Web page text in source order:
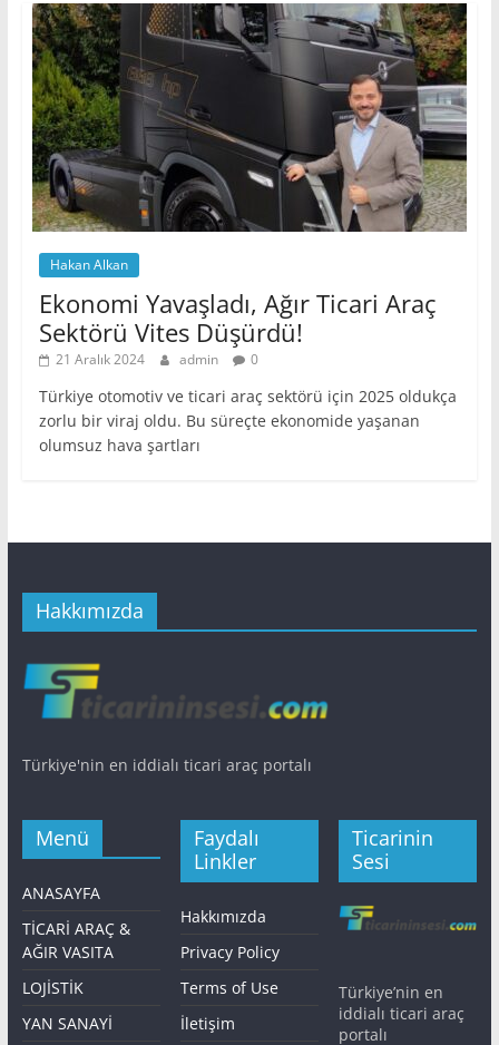
Hakan Alkan
Ekonomi Yavaşladı, Ağır Ticari Araç
Sektörü Vites Düşürdü!
21 Aralık 2024 admin 0
Türkiye otomotiv ve ticari araç sektörü için 2025 oldukça
zorlu bir viraj oldu. Bu süreçte ekonomide yaşanan
olumsuz hava şartları
Hakkımızda
Türkiye'nin en iddialı ticari araç portalı
Menü
ANASAYFA
TİCARİ ARAÇ &
AĞIR VASITA
LOJİSTİK
YAN SANAYİ
Faydalı
Linkler
Hakkımızda
Privacy Policy
Terms of Use
İletişim
Ticarinin
Sesi
Türkiye’nin en
iddialı ticari araç
portalı